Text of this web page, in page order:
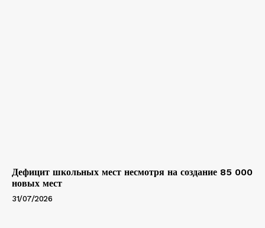
Дефицит школьных мест несмотря на создание 85 000
новых мест
31/07/2026